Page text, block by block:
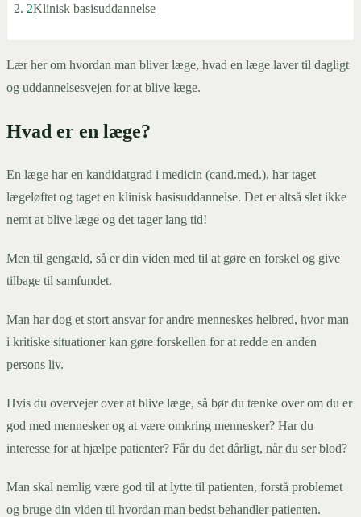
2Klinisk basisuddannelse
Lær her om hvordan man bliver læge, hvad en læge laver til dagligt
og uddannelsesvejen for at blive læge.
Hvad er en læge?
En læge har en kandidatgrad i medicin (cand.med.), har taget
lægeløftet og taget en klinisk basisuddannelse. Det er altså slet ikke
nemt at blive læge og det tager lang tid!
Men til gengæld, så er din viden med til at gøre en forskel og give
tilbage til samfundet.
Man har dog et stort ansvar for andre menneskes helbred, hvor man
i kritiske situationer kan gøre forskellen for at redde en anden
persons liv.
Hvis du overvejer over at blive læge, så bør du tænke over om du er
god med mennesker og at være omkring mennesker? Har du
interesse for at hjælpe patienter? Får du det dårligt, når du ser blod?
Man skal nemlig være god til at lytte til patienten, forstå problemet
og bruge din viden til hvordan man bedst behandler patienten.